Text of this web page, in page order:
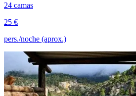
24 camas
25 €
pers./noche (aprox.)